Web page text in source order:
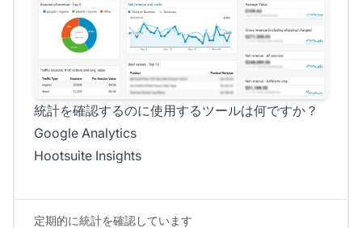
統計を確認するのに使用するツールは何ですか？
Google Analytics
Hootsuite Insights
定期的に統計を確認しています